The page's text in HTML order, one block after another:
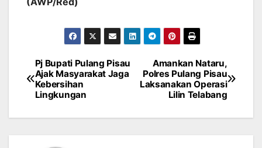
Post
navigation
Amankan Nataru,
Polres Pulang Pisau
Laksanakan Operasi
Lilin Telabang
Pj Bupati Pulang Pisau
Ajak Masyarakat Jaga
Kebersihan
Lingkungan